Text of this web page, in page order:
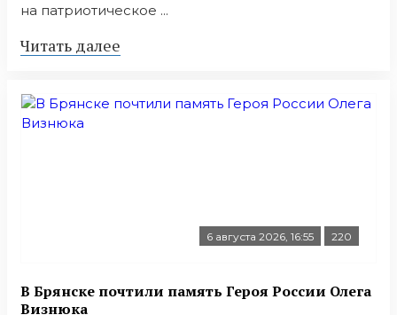
на патриотическое ...
Читать далее
6 августа 2026, 16:55 220
В Брянске почтили память Героя России Олега
Визнюка